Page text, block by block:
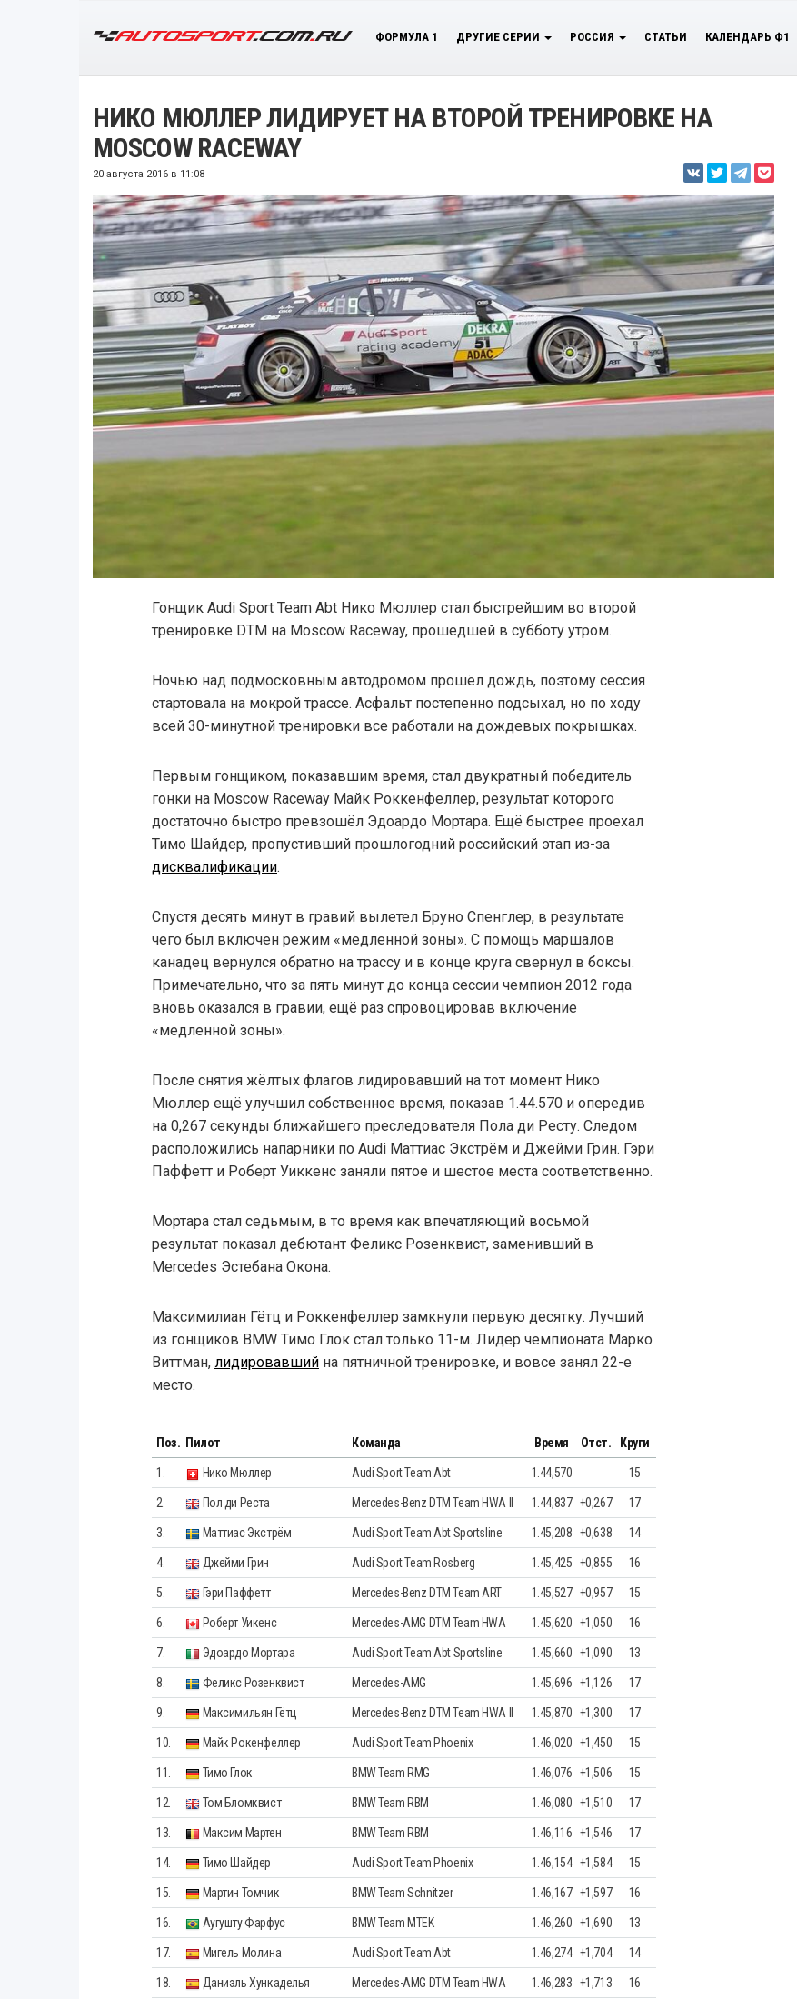
ФОРМУЛА 1 ДРУГИЕ СЕРИИ РОССИЯ СТАТЬИ КАЛЕНДАРЬ Ф1
НИКО МЮЛЛЕР ЛИДИРУЕТ НА ВТОРОЙ ТРЕНИРОВКЕ НА
MOSCOW RACEWAY
20 августа 2016 в 11:08
Гонщик Audi Sport Team Abt Нико Мюллер стал быстрейшим во второй
тренировке DTM на Moscow Raceway, прошедшей в субботу утром.
Ночью над подмосковным автодромом прошёл дождь, поэтому сессия
стартовала на мокрой трассе. Асфальт постепенно подсыхал, но по ходу
всей 30-минутной тренировки все работали на дождевых покрышках.
Первым гонщиком, показавшим время, стал двукратный победитель
гонки на Moscow Raceway Майк Роккенфеллер, результат которого
достаточно быстро превзошёл Эдоардо Мортара. Ещё быстрее проехал
Тимо Шайдер, пропустивший прошлогодний российский этап из-за
дисквалификации.
Спустя десять минут в гравий вылетел Бруно Спенглер, в результате
чего был включен режим «медленной зоны». С помощь маршалов
канадец вернулся обратно на трассу и в конце круга свернул в боксы.
Примечательно, что за пять минут до конца сессии чемпион 2012 года
вновь оказался в гравии, ещё раз спровоцировав включение
«медленной зоны».
После снятия жёлтых флагов лидировавший на тот момент Нико
Мюллер ещё улучшил собственное время, показав 1.44.570 и опередив
на 0,267 секунды ближайшего преследователя Пола ди Ресту. Следом
расположились напарники по Audi Маттиас Экстрём и Джейми Грин. Гэри
Паффетт и Роберт Уиккенс заняли пятое и шестое места соответственно.
Мортара стал седьмым, в то время как впечатляющий восьмой
результат показал дебютант Феликс Розенквист, заменивший в
Mercedes Эстебана Окона.
Максимилиан Гётц и Роккенфеллер замкнули первую десятку. Лучший
из гонщиков BMW Тимо Глок стал только 11-м. Лидер чемпионата Марко
Виттман, лидировавшийна пятничной тренировке, и вовсе занял 22-е
место.
Поз. Пилот Команда Время Отст. Круги
1. Нико Мюллер Audi Sport Team Abt 1.44,570 15
2. Пол ди Реста Mercedes-Benz DTM Team HWA II 1.44,837 +0,267 17
3. Маттиас Экстрём Audi Sport Team Abt Sportsline 1.45,208 +0,638 14
4. Джейми Грин Audi Sport Team Rosberg 1.45,425 +0,855 16
5. Гэри Паффетт Mercedes-Benz DTM Team ART 1.45,527 +0,957 15
6. Роберт Уикенс Mercedes-AMG DTM Team HWA 1.45,620 +1,050 16
7. Эдоардо Мортара Audi Sport Team Abt Sportsline 1.45,660 +1,090 13
8. Феликс Розенквист Mercedes-AMG 1.45,696 +1,126 17
9. Максимильян Гётц Mercedes-Benz DTM Team HWA II 1.45,870 +1,300 17
10. Майк Рокенфеллер Audi Sport Team Phoenix 1.46,020 +1,450 15
11. Тимо Глок BMW Team RMG 1.46,076 +1,506 15
12. Том Бломквист BMW Team RBM 1.46,080 +1,510 17
13. Максим Мартен BMW Team RBM 1.46,116 +1,546 17
14. Тимо Шайдер Audi Sport Team Phoenix 1.46,154 +1,584 15
15. Мартин Томчик BMW Team Schnitzer 1.46,167 +1,597 16
16. Аугушту Фарфус BMW Team MTEK 1.46,260 +1,690 13
17. Мигель Молина Audi Sport Team Abt 1.46,274 +1,704 14
18. Даниэль Хункаделья Mercedes-AMG DTM Team HWA 1.46,283 +1,713 16